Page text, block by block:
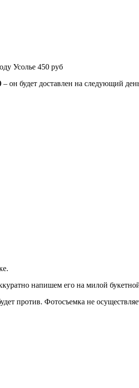
Усолье 450 руб
– он будет доставлен на следующий
напишем его на милой
против. Фотосъемка не